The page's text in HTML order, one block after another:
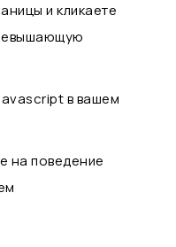
и кликаете
в вашем
на поведение